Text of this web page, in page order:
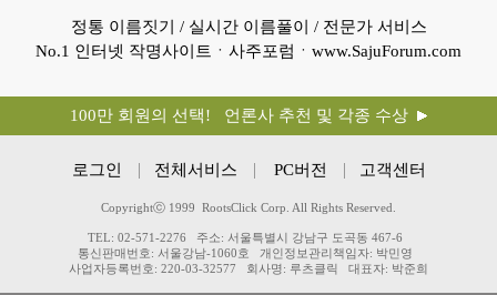
정통 이름짓기 / 실시간 이름풀이 / 전문가 서비스
No.1 인터넷 작명사이트ㆍ사주포럼ㆍwww.SajuForum.com
100만 회원의 선택! 언론사 추천 및 각종 수상
로그인 전체서비스 PC버전 고객센터
Copyrightⓒ 1999 RootsClick Corp. All Rights Reserved.
TEL: 02-571-2276
주소: 서울특별시 강남구 도곡동 467-6
통신판매번호: 서울강남-1060호
개인정보관리책임자: 박민영
사업자등록번호: 220-03-32577
회사명: 루츠클릭 대표자: 박준희